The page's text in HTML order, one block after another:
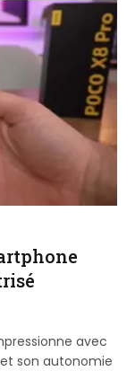
avec
son autonomie